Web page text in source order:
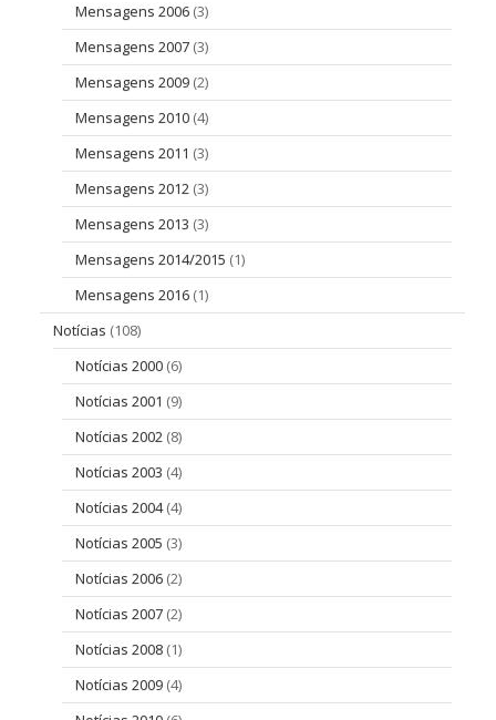
Mensagens 2006 (3)
Mensagens 2007 (3)
Mensagens 2009 (2)
Mensagens 2010 (4)
Mensagens 2011 (3)
Mensagens 2012 (3)
Mensagens 2013 (3)
Mensagens 2014/2015 (1)
Mensagens 2016 (1)
Notícias (108)
Notícias 2000 (6)
Notícias 2001 (9)
Notícias 2002 (8)
Notícias 2003 (4)
Notícias 2004(4)
Notícias 2005 (3)
Notícias 2006 (2)
Notícias 2007 (2)
Notícias 2008 (1)
Notícias 2009 (4)